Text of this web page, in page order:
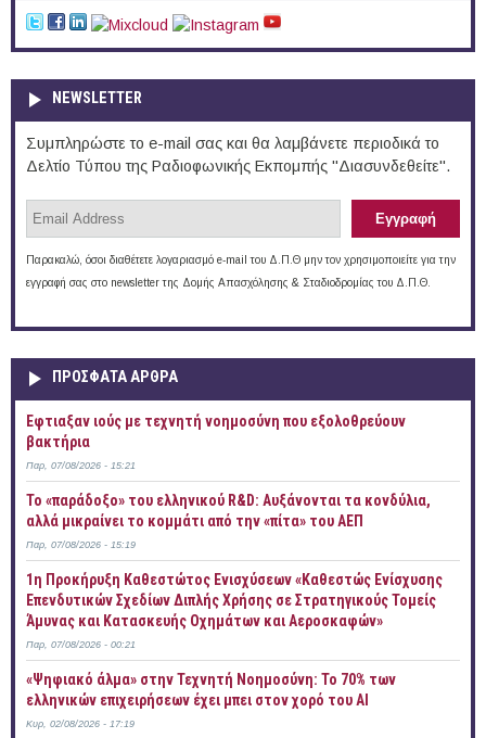
NEWSLETTER
Συμπληρώστε το e-mail σας και θα λαμβάνετε περιοδικά το
Δελτίο Τύπου της Ραδιοφωνικής Εκπομπής "Διασυνδεθείτε".
Παρακαλώ, όσοι διαθέτετε λογαριασμό e-mail του Δ.Π.Θ μην τον χρησιμοποιείτε για την
εγγραφή σας στο newsletter της Δομής Απασχόλησης & Σταδιοδρομίας του Δ.Π.Θ.
ΠΡOΣΦΑΤΑ AΡΘΡΑ
Έφτιαξαν ιούς με τεχνητή νοημοσύνη που εξολοθρεύουν
βακτήρια
Παρ, 07/08/2026 - 15:21
Το «παράδοξο» του ελληνικού R&D: Αυξάνονται τα κονδύλια,
αλλά μικραίνει το κομμάτι από την «πίτα» του ΑΕΠ
Παρ, 07/08/2026 - 15:19
1η Προκήρυξη Καθεστώτος Ενισχύσεων «Καθεστώς Ενίσχυσης
Επενδυτικών Σχεδίων Διπλής Χρήσης σε Στρατηγικούς Τομείς
Άμυνας και Κατασκευής Οχημάτων και Αεροσκαφών»
Παρ, 07/08/2026 - 00:21
«Ψηφιακό άλμα» στην Τεχνητή Νοημοσύνη: Το 70% των
ελληνικών επιχειρήσεων έχει μπει στον χορό του AI
Κυρ, 02/08/2026 - 17:19